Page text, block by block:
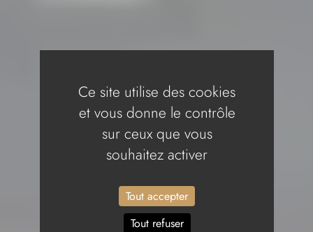
Ce site utilise des cookies
et vous donne le contrôle
sur ceux que vous
souhaitez activer
Tout accepter
Tout refuser